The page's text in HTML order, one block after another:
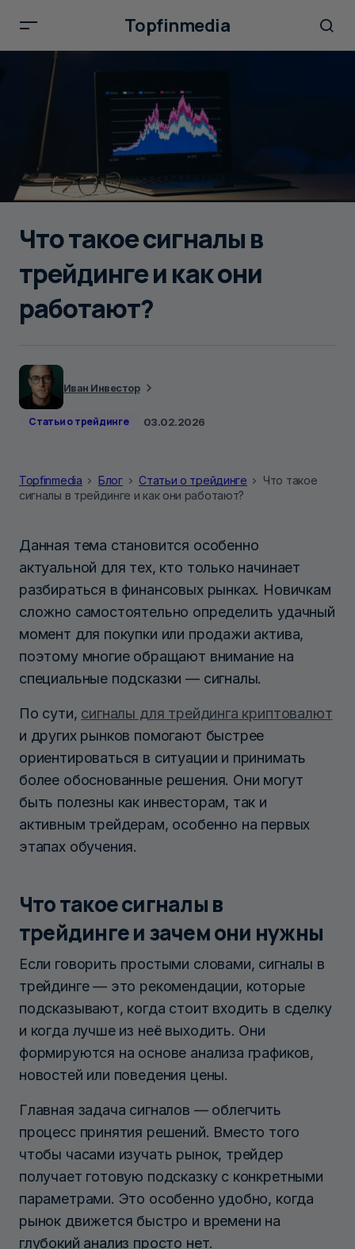
Topfinmedia
Что такое сигналы в
трейдинге и как они
работают?
Иван Инвестор
Статьи о трейдинге 03.02.2026
Topfinmedia Блог Статьи о трейдинге
Что такое
сигналы в трейдинге и как они работают?
Данная тема становится особенно
актуальной для тех, кто только начинает
разбираться в финансовых рынках. Новичкам
сложно самостоятельно определить удачный
момент для покупки или продажи актива,
поэтому многие обращают внимание на
специальные подсказки — сигналы.
По сути, сигналы для трейдинга криптовалют
и других рынков помогают быстрее
ориентироваться в ситуации и принимать
более обоснованные решения. Они могут
быть полезны как инвесторам, так и
активным трейдерам, особенно на первых
этапах обучения.
Что такое сигналы в
трейдинге и зачем они нужны
Если говорить простыми словами, сигналы в
трейдинге — это рекомендации, которые
подсказывают, когда стоит входить в сделку
и когда лучше из неё выходить. Они
формируются на основе анализа графиков,
новостей или поведения цены.
Главная задача сигналов — облегчить
процесс принятия решений. Вместо того
чтобы часами изучать рынок, трейдер
получает готовую подсказку с конкретными
параметрами. Это особенно удобно, когда
рынок движется быстро и времени на
глубокий анализ просто нет.